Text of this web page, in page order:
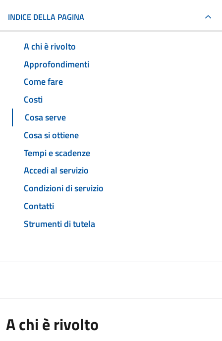
INDICE DELLA PAGINA
A chi è rivolto
Approfondimenti
Come fare
Costi
Cosa serve
Cosa si ottiene
Tempi e scadenze
Accedi al servizio
Condizioni di servizio
Contatti
Strumenti di tutela
A chi è rivolto